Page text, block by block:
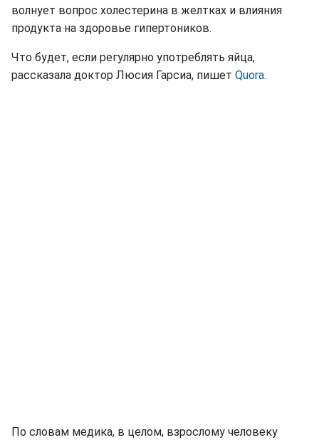
волнует вопрос холестерина в желтках и влияния
продукта на здоровье гипертоников.
Что будет, если регулярно употреблять яйца,
рассказала доктор Люсия Гарсиа, пишет Quora.
По словам медика, в целом, взрослому человеку